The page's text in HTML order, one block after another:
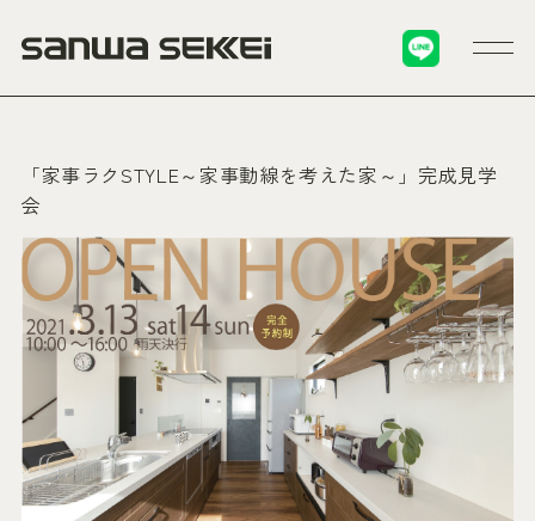
「家事ラクSTYLE～家事動線を考えた家～」完成見学
会